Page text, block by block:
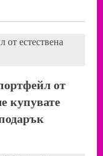
от
купувате